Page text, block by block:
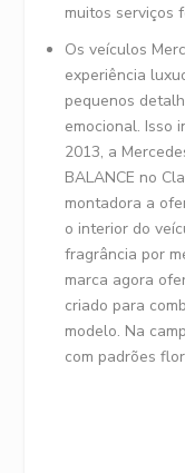
muitos serviços
Os veículos
experiência
pequenos
emocional. Isso
2013, a
BALANCE no
montadora a
o interior do
fragrância por
marca agora
criado para
modelo. Na
com padrões